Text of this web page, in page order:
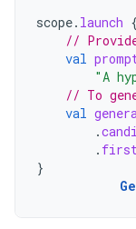
scope. launch {
//
val
"A
// To
val
.
.
}